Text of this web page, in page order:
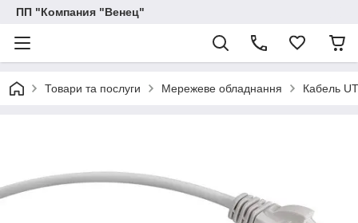
ПП "Компания "Венец"
Товари та послуги Мережеве обладнання Кабель